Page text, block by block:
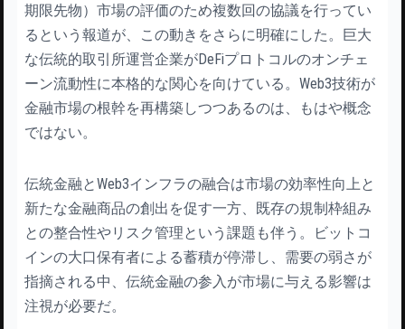
期限先物）市場の評価のため複数回の協議を行ってい
るという報道が、この動きをさらに明確にした。巨大
な伝統的取引所運営企業がDeFiプロトコルのオンチェ
ーン流動性に本格的な関心を向けている。Web3技術が
金融市場の根幹を再構築しつつあるのは、もはや概念
ではない。
伝統金融とWeb3インフラの融合は市場の効率性向上と
新たな金融商品の創出を促す一方、既存の規制枠組み
との整合性やリスク管理という課題も伴う。ビットコ
インの大口保有者による蓄積が停滞し、需要の弱さが
指摘される中、伝統金融の参入が市場に与える影響は
注視が必要だ。